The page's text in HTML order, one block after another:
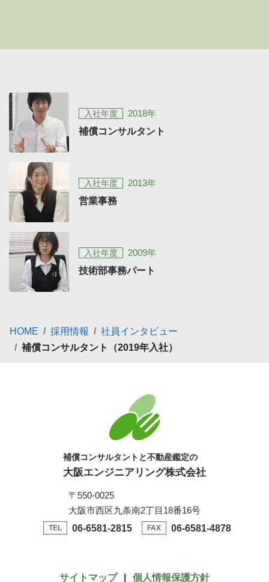
入社年度
2018年
補償コンサルタント
入社年度
2013年
営業事務
入社年度
2009年
技術部事務パート
HOME 採用情報
社員インタビュー
補償コンサルタント（2019年入社）
補償コンサルタントと不動産鑑定の
大阪エンジニアリング株式会社
〒550-0025
大阪市西区九条南2丁目18番16号
TEL 06-6581-2815 FAX 06-6581-4878
サイトマップ 個人情報保護方針